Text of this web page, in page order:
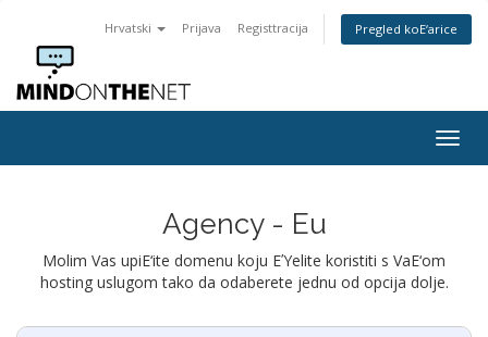
Hrvatski Prijava Registtracija Pregled koΕ‘arice
Agency - Eu
Molim Vas upiΕ‘ite domenu koju ΕΎelite koristiti s VaΕ‘om
hosting uslugom tako da odaberete jednu od opcija dolje.